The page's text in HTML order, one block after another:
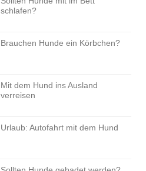
schlafen?
Brauchen Hunde ein Körbchen?
Mit dem Hund ins Ausland
verreisen
Urlaub: Autofahrt mit dem Hund